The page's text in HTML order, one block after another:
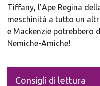
Tiffany, l’Ape Regina
meschinità a tutto un
e Mackenzie
Nemiche-Amiche!
Consigli di lettura